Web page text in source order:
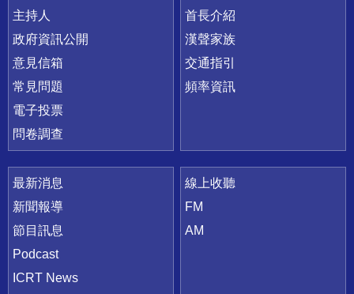
主持人
政府資訊公開
意見信箱
常見問題
電子投票
問卷調查
首長介紹
漢聲家族
交通指引
頻率資訊
最新消息
新聞報導
節目訊息
Podcast
ICRT News
線上收聽
FM
AM